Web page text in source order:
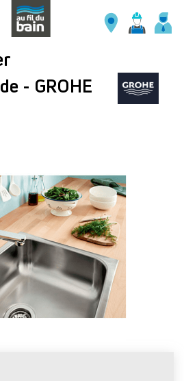
- GROHE